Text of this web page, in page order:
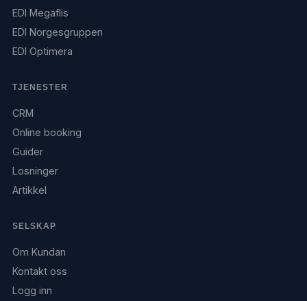
EDI Megaflis
EDI Norgesgruppen
EDI Optimera
TJENESTER
CRM
Online booking
Guider
Losninger
Artikkel
SELSKAP
Om Kundan
Kontakt oss
Logg inn